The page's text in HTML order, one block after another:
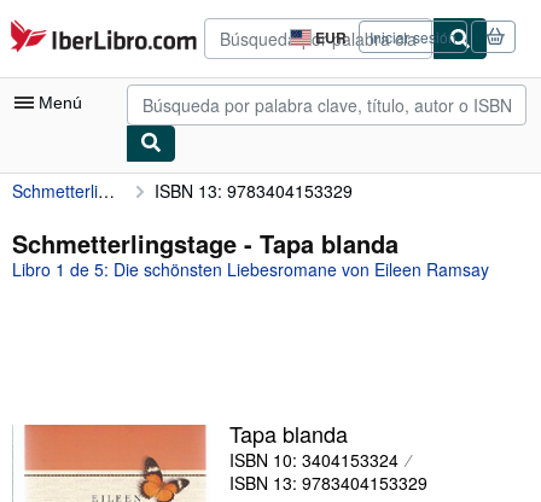
Pasar al contenido principal
IberLibro.com EUR
Preferencias
de
compra
del
Iniciar sesión
Menú
Mi cuenta
Consultar mis pedidos
Búsqueda avanzada
Comenzar a vender
Schmetterlingstage ISBN 13: 9783404153329
Schmetterlingstage - Tapa blanda
Libro 1 de 5: Die schönsten Liebesromane von Eileen Ramsay
Tapa blanda
ISBN 10: 3404153324
ISBN 13: 9783404153329